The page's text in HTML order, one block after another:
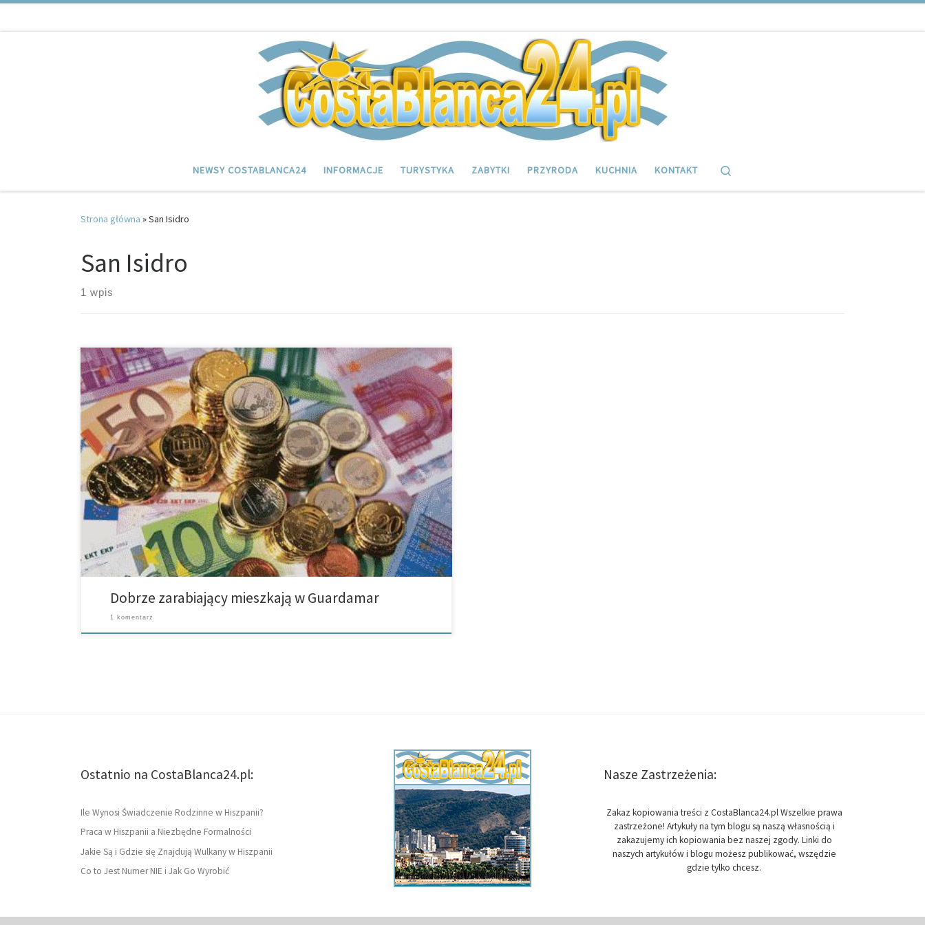
NEWSY COSTABLANCA24 INFORMACJE TURYSTYKA ZABYTKI PRZYRODA KUCHNIA KONTAKT
Strona główna »San Isidro
San Isidro
1 wpis
Orihuela – Guardamar del Segura uchodzi za najbogatszą gminę Vega Baja. Według
statystyk urzędu zajmującego się podatkami Agencia Tributaria zgodnie ze złożonymi
deklaracjami podatkowymi (IRPF) z 2015 roku średnie roczne […]
Dobrze zarabiający mieszkają w Guardamar
1 komentarz
Ostatnio na CostaBlanca24.pl:
Ile Wynosi Świadczenie Rodzinne w Hiszpanii?
Praca w Hiszpanii a Niezbędne Formalności
Jakie Są i Gdzie się Znajdują Wulkany w Hiszpanii
Co to Jest Numer NIE i Jak Go Wyrobić
Nasze Zastrzeżenia:
Zakaz kopiowania treści z CostaBlanca24.pl Wszelkie prawa
zastrzeżone! Artykuły na tym blogu są naszą własnością i
zakazujemy ich kopiowania bez naszej zgody. Linki do
naszych artykułów i blogu możesz publikować, wszędzie
gdzie tylko chcesz.